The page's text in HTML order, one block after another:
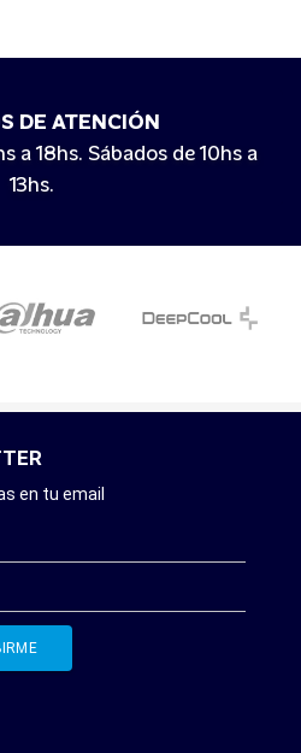
DE ATENCIÓN
a 18hs. Sábados de 10hs a
13hs.
en tu email